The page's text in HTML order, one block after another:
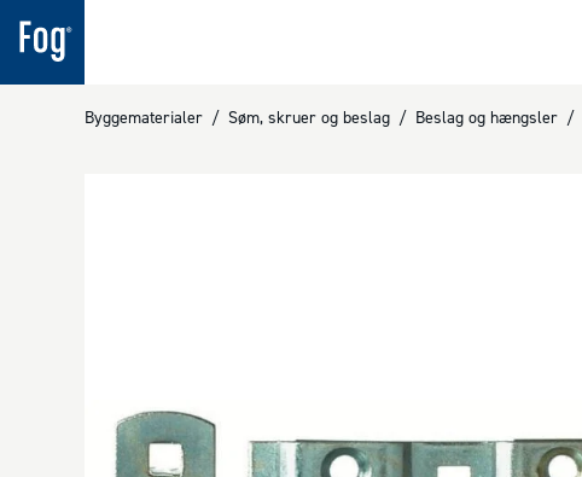
Byggematerialer / Søm, skruer og beslag / Beslag og hængsler /